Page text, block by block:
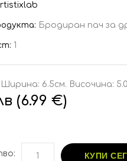
Бродиран пач за
1
Ширина: 6.5см. Височина:
(6.99 €)
КУПИ